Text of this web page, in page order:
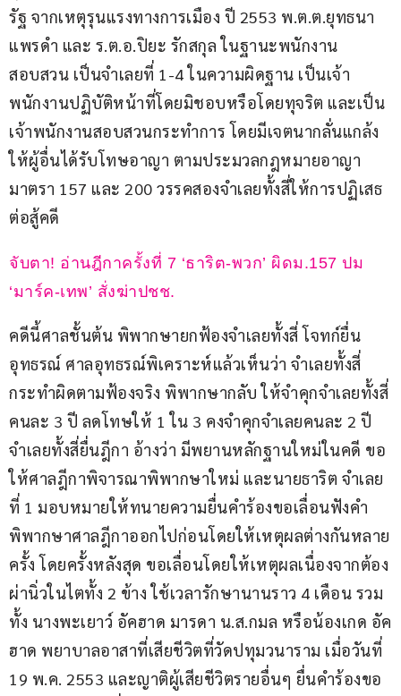
รัฐ จากเหตุรุนแรงทางการเมือง ปี 2553 พ.ต.ต.ยุทธนา
แพรดำ และ ร.ต.อ.ปิยะ รักสกุล ในฐานะพนักงาน
สอบสวน เป็นจำเลยที่ 1-4 ในความผิดฐาน เป็นเจ้า
พนักงานปฏิบัติหน้าที่โดยมิชอบหรือโดยทุจริต และเป็น
เจ้าพนักงานสอบสวนกระทำการ โดยมีเจตนากลั่นแกล้ง
ให้ผู้อื่นได้รับโทษอาญา ตามประมวลกฎหมายอาญา
มาตรา 157 และ 200 วรรคสองจำเลยทั้งสี่ให้การปฏิเสธ
ต่อสู้คดี
จับตา! อ่านฎีกาครั้งที่ 7 ‘ธาริต-พวก’ ผิดม.157 ปม
‘มาร์ค-เทพ’ สั่งฆ่าปชช.
คดีนี้ศาลชั้นต้น พิพากษายกฟ้องจำเลยทั้งสี่ โจทก์ยื่น
อุทธรณ์ ศาลอุทธรณ์พิเคราะห์แล้วเห็นว่า จำเลยทั้งสี่
กระทำผิดตามฟ้องจริง พิพากษากลับ ให้จำคุกจำเลยทั้งสี่
คนละ 3 ปี ลดโทษให้ 1 ใน 3 คงจำคุกจำเลยคนละ 2 ปี
จำเลยทั้งสี่ยื่นฎีกา อ้างว่า มีพยานหลักฐานใหม่ในคดี ขอ
ให้ศาลฎีกาพิจารณาพิพากษาใหม่ และนายธาริต จำเลย
ที่ 1 มอบหมายให้ทนายความยื่นคำร้องขอเลื่อนฟังคำ
พิพากษาศาลฎีกาออกไปก่อนโดยให้เหตุผลต่างกันหลาย
ครั้ง โดยครั้งหลังสุด ขอเลื่อนโดยให้เหตุผลเนื่องจากต้อง
ผ่านิ่วในไตทั้ง 2 ข้าง ใช้เวลารักษานานราว 4 เดือน รวม
ทั้ง นางพะเยาว์ อัคฮาด มารดา น.ส.กมล หรือน้องเกด อัค
ฮาด พยาบาลอาสาที่เสียชีวิตที่วัดปทุมวนาราม เมื่อวันที่
19 พ.ค. 2553 และญาติผู้เสียชีวิตรายอื่นๆ ยื่นคำร้องขอ